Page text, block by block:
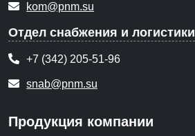
kom@pnm.su
Отдел снабжения и логистики
+7 (342) 205-51-96
snab@pnm.su
Продукция компании